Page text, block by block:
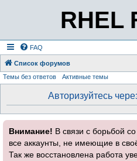
RHEL
FAQ
Список форумов
Темы без ответов Активные темы
Авторизуйтесь
Внимание! В связи с борьбой
все аккаунты, не имеющие в
Так же восстановлена работа